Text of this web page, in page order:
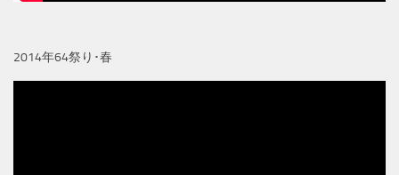
2014年64祭り･春